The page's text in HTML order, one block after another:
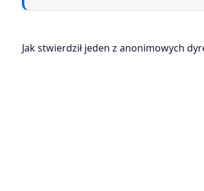
Jak stwierdził jeden z anonimowych